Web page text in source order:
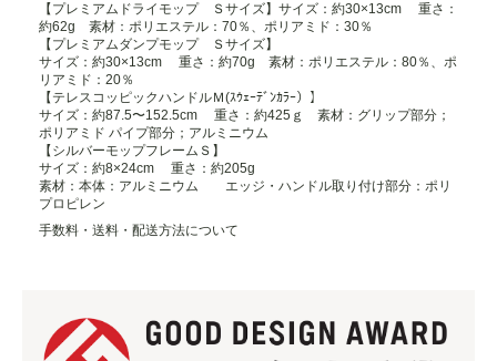
【プレミアムドライモップ Ｓサイズ】サイズ：約30×13cm 重さ：
約62g 素材：ポリエステル：70％、ポリアミド：30％
【プレミアムダンプモップ Ｓサイズ】
サイズ：約30×13cm 重さ：約70g 素材：ポリエステル：80％、ポ
リアミド：20％
【テレスコッピックハンドルＭ(ｽｳｪｰﾃﾞﾝｶﾗｰ）】
サイズ：約87.5〜152.5cm 重さ：約425ｇ 素材：グリップ部分；
ポリアミド パイプ部分；アルミニウム
【シルバーモップフレームＳ】
サイズ：約8×24cm 重さ：約205g
素材：本体：アルミニウム エッジ・ハンドル取り付け部分：ポリ
プロピレン
手数料・送料・配送方法について